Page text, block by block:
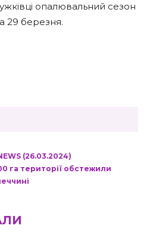
опалювальний сезон
29 березня.
(26.03.2024)
га території обстежили